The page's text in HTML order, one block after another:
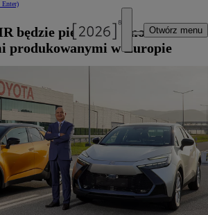
Enter)
Otwórz menu
będzie pierwszym modelem
produkowanymi w Europie